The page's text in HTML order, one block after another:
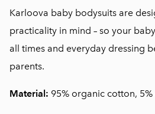
Karloova baby bodysuits are
practicality in mind – so your
all times and everyday dressing
parents.
Material: 95% organic cotton, 5%